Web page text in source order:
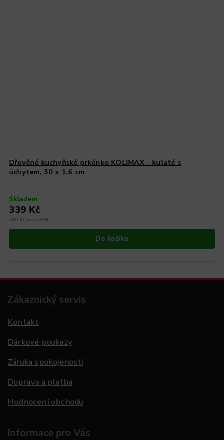
Dřevěné kuchyňské prkénko KOLIMAX - kulaté s
úchytem, 30 x 1,6 cm
Skladem
280 Kč bez DPH
339 Kč
Do košíku
Zákaznický servis
Kontakt
Dárkové poukazy
Záruka spokojenosti
Doprava a platba
Hodnocení obchodu
Informace pro Vás